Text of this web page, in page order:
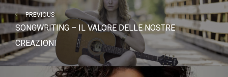
PREVIOUS
SONGWRITING – IL VALORE DELLE NOSTRE
CREAZIONI